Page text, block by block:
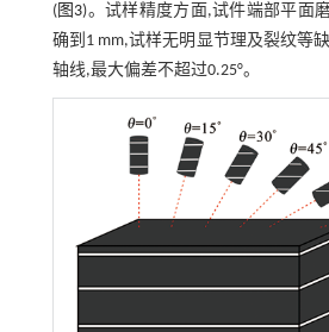
(图3)。试样精度方面,试件端部平面
确到1 mm,试样无明显节理及裂纹等
轴线,最大偏差不超过0.25°。